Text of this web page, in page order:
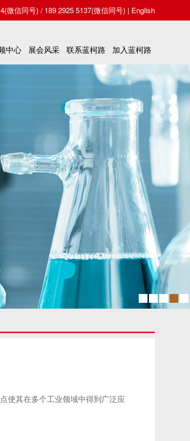
微信同号) / 189 2925 5137(微信同号) | English
中心 展会风采 联系蓝柯路 加入蓝柯路
其在多个工业领域中得到广泛应